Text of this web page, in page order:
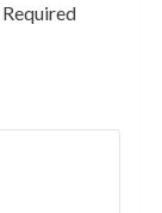
Required